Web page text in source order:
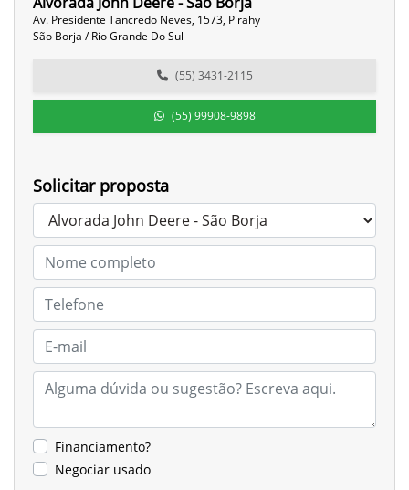
Av. Presidente Tancredo Neves, 1573, Pirahy
São Borja / Rio Grande Do Sul
(55) 3431-2115
(55) 99908-9898
Solicitar proposta
Financiamento?
Negociar usado